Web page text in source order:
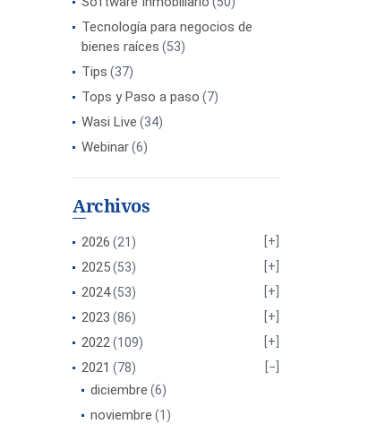
Tecnología para negocios de
bienes raíces (53)
Tips (37)
Tops y Paso a paso (7)
Wasi Live (34)
Webinar(6)
Archivos
2026 (21)
2025(53)
2024(53)
2023 (86)
2022(109)
2021 (78)
diciembre (6)
noviembre (1)